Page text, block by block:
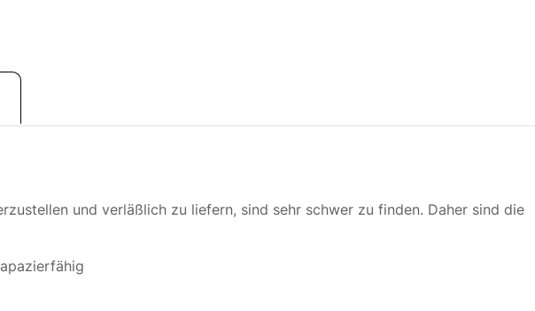
und verläßlich zu liefern, sind sehr schwer zu finden. Daher sind die